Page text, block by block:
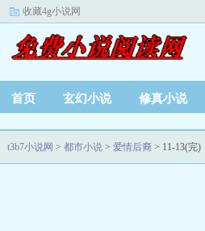
收藏4g小说网
首页 玄幻小说 修真小说
t3b7小说网 > 都市小说 > 爱情后裔 > 11-13(完)